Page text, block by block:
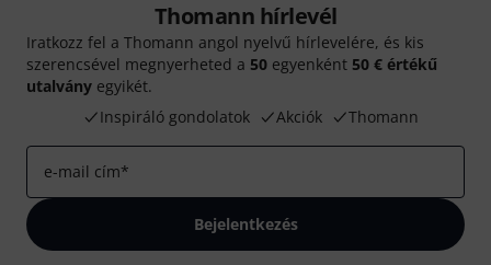
Thomann hírlevél
Iratkozz fel a Thomann angol nyelvű hírlevelére, és kis
szerencsével megnyerheted a 50 egyenként 50 € értékű
utalvány egyikét.
Inspiráló gondolatok
Akciók Thomann
e-mail cím*
Bejelentkezés